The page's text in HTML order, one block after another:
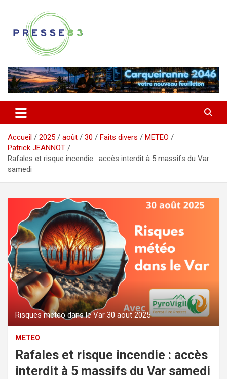
contenu
Presse 83
Accueil 2025 août 30 Faits divers
METEO
Patrick JEANNOT
Rafales et risque incendie : accès interdit à 5 massifs du Var
samedi
Risques meteo dans le Var 30 aout 2025
METEO
Rafales et risque incendie : accès
interdit à 5 massifs du Var samedi